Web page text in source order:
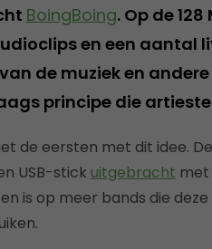
BoingBoing. Op de
en een aantal
de muziek en
principe die
de eersten met dit idee.
USB-stick uitgebracht met
is op meer bands die